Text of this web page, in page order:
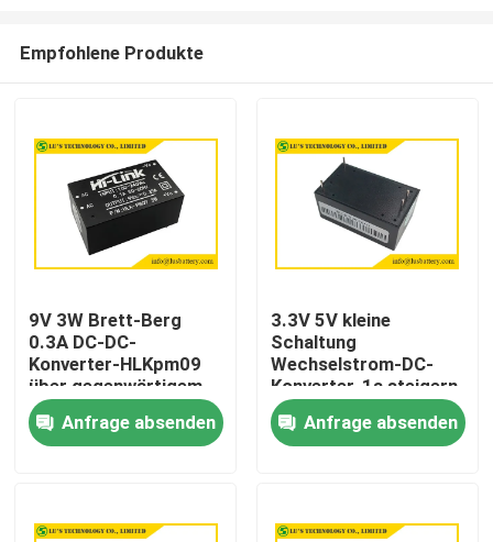
Haus
Über uns
Empfohlene Produkte
9V 3W Brett-Berg
0.3A DC-DC-
Konverter-HLKpm09
über gegenwärtigem
Schutz
Anfrage absenden
3.3V 5V kleine
Schaltung
Wechselstrom-DC-
Konverter-1a steigern
Höhe des Stromkreis-
2000mAnfrage absenden